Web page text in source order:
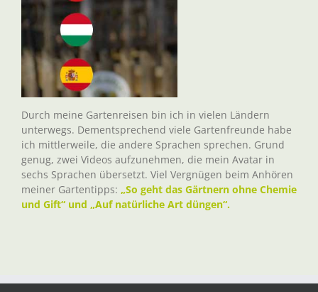
Durch meine Gartenreisen bin ich in vielen Ländern
unterwegs. Dementsprechend viele Gartenfreunde habe
ich mittlerweile, die andere Sprachen sprechen. Grund
genug, zwei Videos aufzunehmen, die mein Avatar in
sechs Sprachen übersetzt. Viel Vergnügen beim Anhören
meiner Gartentipps: „So geht das Gärtnern ohne Chemie
und Gift“ und „Auf natürliche Art düngen“.